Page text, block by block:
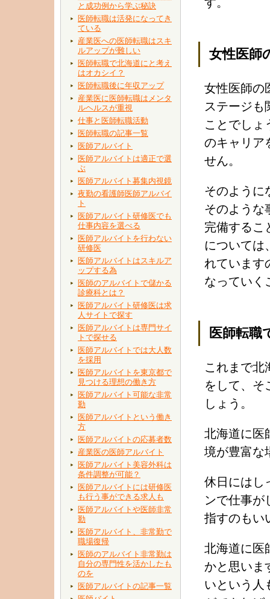
と成功例から学ぶ秘訣
医師転職は活発になってき
ている
産業医への医師転職はスキ
ルアップが難しい
医師転職で北海道にと考え
はオカシイ？
医師転職後に年収アップ
産業医に医師転職はメンタ
ルヘルスが重視
仕事と医師転職活動
医師転職の記事一覧
医師アルバイト
医師アルバイトは適正で選
ぶ
医師アルバイト募集内視鏡
夜勤の看護師医師アルバイ
ト
医師アルバイト研修医でも
仕事内容を選べる
医師アルバイトを行わない
研修医
医師アルバイトはスキルア
ップする為
医師のアルバイトで儲かる
診療科とは？
医師アルバイト研修医は求
人サイトで探す
医師アルバイトは専門サイ
トで探せる
医師アルバイトでは大人数
を採用
医師アルバイトを東京都で
見つける理想の働き方
医師アルバイト可能な非常
勤
医師アルバイトという働き
方
医師アルバイトの応募者数
産業医の医師アルバイト
医師アルバイト美容外科は
条件調整が可能？
医師アルバイトには研修医
も行う事ができる求人も
医師アルバイトや医師非常
勤
医師アルバイト、非常勤で
職場復帰
医師のアルバイト非常勤は
自分の専門性を活かしたも
のを
医師アルバイトの記事一覧
女性医師
女性医師の
ステージも
ことでしょ
のキャリア
せん。
そのように
そのような
完備するこ
については
れています
なっていく
医師転職
これまで北
をして、そ
しょう。
北海道に医
境が豊富な
休日にはし
ンで仕事が
指すのもい
北海道に医
かと思いま
いという人